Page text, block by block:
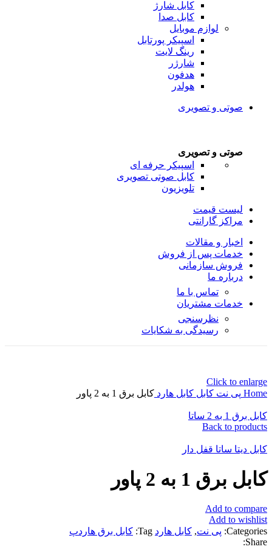
کابل شارژ
کابل صدا
لوازم موبایل
اسپیکر پورتابل
رینگ لایت
شارژر
هدفون
هولدر
صوتی و تصویری
صوتی و تصویری
اسپیکر حرفه ای
کابل صوتی تصویری
تلویزیون
لیست قیمت
مراکز گارانتی
اخبار و مقالات
خدمات پس از فروش
فروش سازمانی
درباره ما
تماس با ما
خدمات مشتریان
نظرسنجی
رسیدگی به شکایات
Click to enlarge
Home پی نت کابل کابل هارد کابل برق 1 به 2 پاور
کابل برق 1 به 2 ساتا
Back to products
کابل دیتا ساتا قفل دار
کابل برق 1 به 2 پاور
Add to compare
Add to wishlist
Categories: پی نت, کابل هارد Tag: کابل برق هاردپ
Share: